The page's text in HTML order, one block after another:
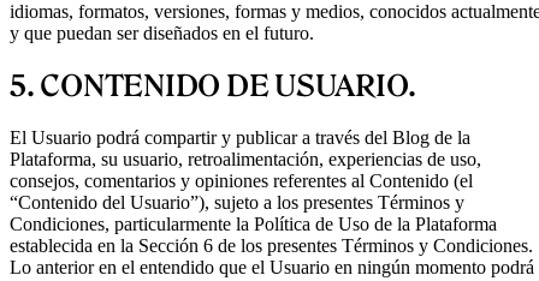
idiomas, formatos, versiones, formas y medios, conocidos
y que puedan ser diseñados en el futuro.
5. CONTENIDO DE USUARIO.
El Usuario podrá compartir y publicar a través del Blog de la
Plataforma, su usuario, retroalimentación, experiencias de uso,
consejos, comentarios y opiniones referentes al Contenido (el
“Contenido del Usuario”), sujeto a los presentes Términos y
Condiciones, particularmente la Política de Uso de la Plataforma
establecida en la Sección 6 de los presentes Términos y Condiciones.
Lo anterior en el entendido que el Usuario en ningún momento podrá